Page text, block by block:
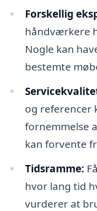
Forskellig
håndværkere
Nogle kan
bestemte
og referencer
fornemmelse
kan forvente
Tidsramme:
hvor lang tid
vurderer at